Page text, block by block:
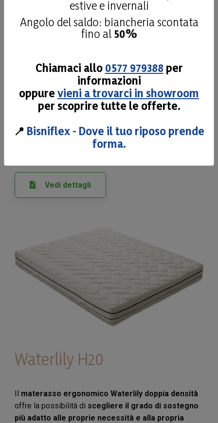
porosità 5 volte superiore ai prodotti standard. Un
materassosempre asciutto e confortevole che
accoglie e non respinge, fornendo sostegno alla
scorrette.
La fodera è realizzata in tessuto Poliestere e Viscosa
di alta grammatura, senza aggiunta di ulteriore
imbottitura per non alterare la caratteristica del Visco
Vedi dettagli
Waterlily H20
Il materasso ergonomico Waterlily doppia densità
offre la possibilità di scegliere il grado di sostegno
più adatto alle proprie necessità e alla propria
estive e invernali
Angolo del saldo: biancheria scontata
fino al 50%
Chiamaci allo 0577 979388per
informazioni
oppure vieni a trovarci in showroom
per scoprire tutte le offerte.
📍 Bisniflex - Dove il tuo riposo prende
forma.